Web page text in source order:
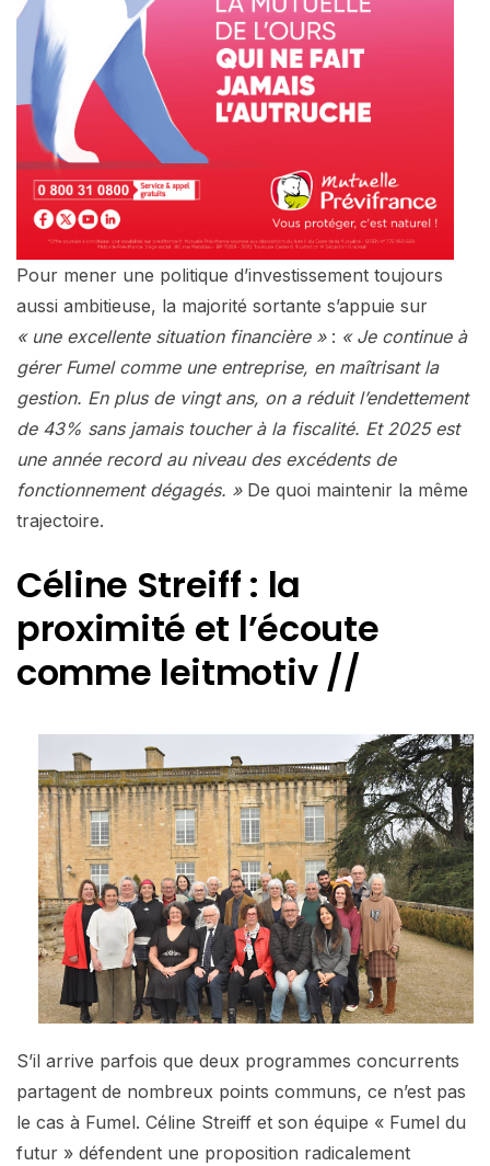
Pour mener une politique d’investissement toujours
aussi ambitieuse, la majorité sortante s’appuie sur
« une excellente situation financière »: « Je continue à
gérer Fumel comme une entreprise, en maîtrisant la
gestion. En plus de vingt ans, on a réduit l’endettement
de 43% sans jamais toucher à la fiscalité. Et 2025 est
une année record au niveau des excédents de
fonctionnement dégagés. »De quoi maintenir la même
trajectoire.
Céline Streiff : la
proximité et l’écoute
comme leitmotiv //
S’il arrive parfois que deux programmes concurrents
partagent de nombreux points communs, ce n’est pas
le cas à Fumel. Céline Streiff et son équipe « Fumel du
futur » défendent une proposition radicalement